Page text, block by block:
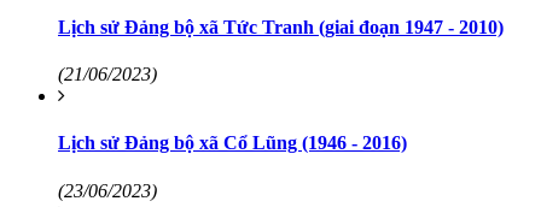
Lịch sử Đảng bộ xã Tức Tranh (giai đoạn 1947 - 2010)
(21/06/2023)
Lịch sử Đảng bộ xã Cổ Lũng (1946 - 2016)
(23/06/2023)